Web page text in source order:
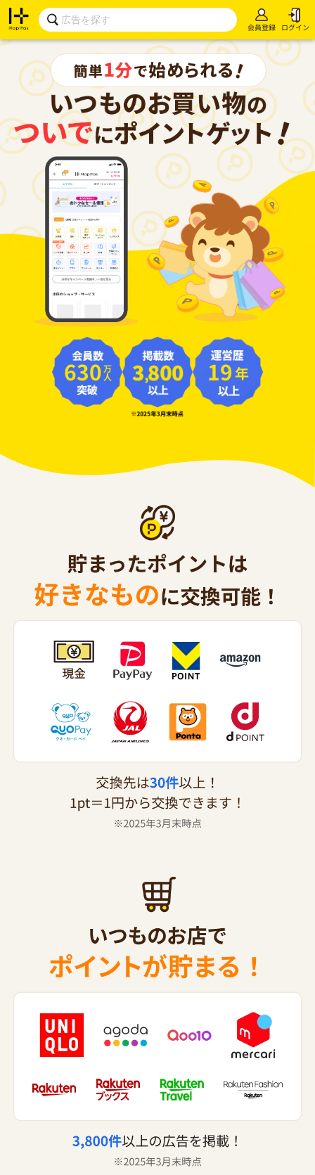
会員登録 ログイン
630万人 19年